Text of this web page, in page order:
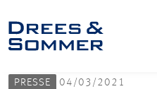
PRESSE 04/03/2021